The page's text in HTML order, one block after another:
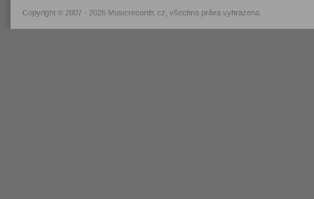
Copyright © 2007 - 2026 Musicrecords.cz , všechna práva vyhrazena.